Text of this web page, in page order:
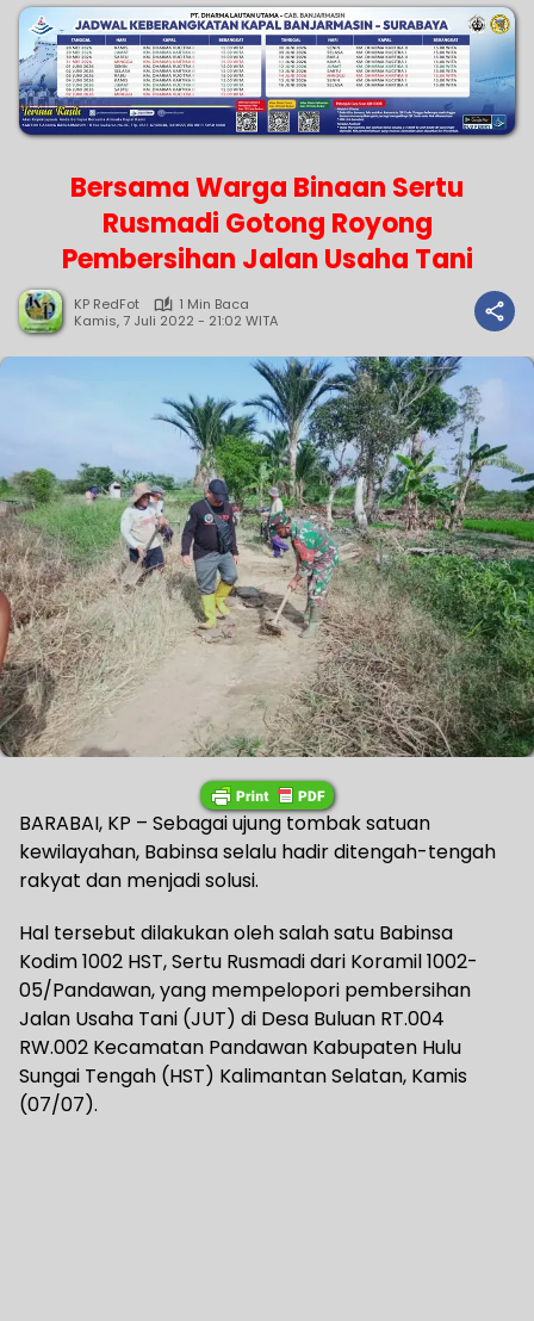
Bersama Warga Binaan Sertu
Rusmadi Gotong Royong
Pembersihan Jalan Usaha Tani
KP RedFot
1 Min Baca
Kamis, 7 Juli 2022 - 21:02 WITA
BARABAI, KP – Sebagai ujung tombak satuan
kewilayahan, Babinsa selalu hadir ditengah-tengah
rakyat dan menjadi solusi.
Hal tersebut dilakukan oleh salah satu Babinsa
Kodim 1002 HST, Sertu Rusmadi dari Koramil 1002-
05/Pandawan, yang mempelopori pembersihan
Jalan Usaha Tani (JUT) di Desa Buluan RT.004
RW.002 Kecamatan Pandawan Kabupaten Hulu
Sungai Tengah (HST) Kalimantan Selatan, Kamis
(07/07).